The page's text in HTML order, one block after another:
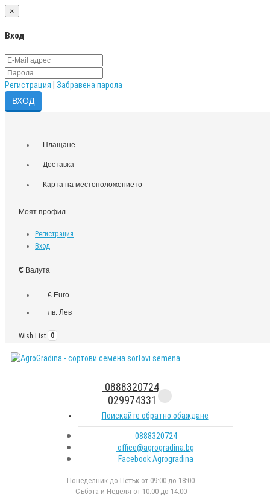
×
Вход
Регистрация Забравена парола
Плащане
Доставка
Карта на местоположението
Моят профил
Регистрация
Вход
€ Валута
€ Euro
лв. Лев
Wish List 0
0888320724
029974331
Поискайте обратно обаждане
0888320724
office@agrogradina.bg
Facebook Agrogradina
Понеделник до Петък от 09:00 до 18:00
Събота и Неделя от 10:00 до 14:00